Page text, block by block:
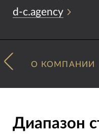
d-c.agency
О КОМПАНИИ
Диапазон